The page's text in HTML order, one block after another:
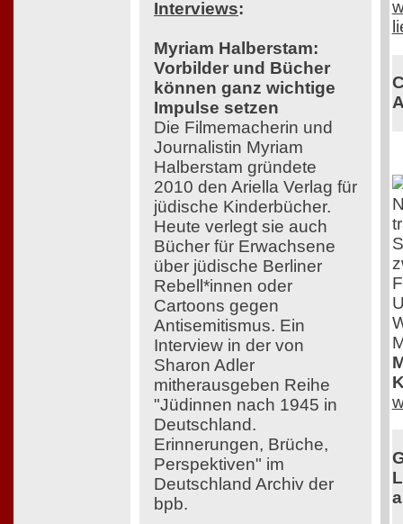
Interviews:
Myriam Halberstam:
Vorbilder und Bücher
können ganz wichtige
Impulse setzen
Die Filmemacherin und
Journalistin Myriam
Halberstam gründete
2010 den Ariella Verlag für
jüdische Kinderbücher.
Heute verlegt sie auch
Bücher für Erwachsene
über jüdische Berliner
Rebell*innen oder
Cartoons gegen
Antisemitismus. Ein
Interview in der von
Sharon Adler
mitherausgeben Reihe
"Jüdinnen nach 1945 in
Deutschland.
Erinnerungen, Brüche,
Perspektiven" im
Deutschland Archiv der
bpb.